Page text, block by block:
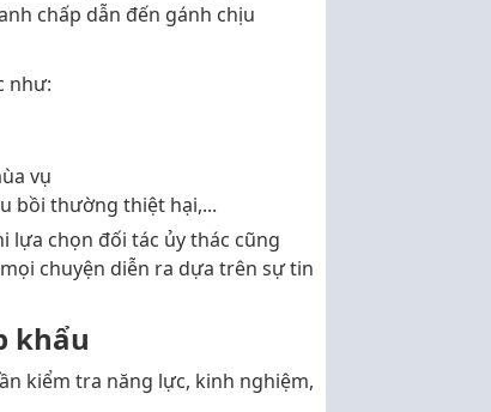
chấp dẫn đến gánh chịu
như:
vụ
bồi thường thiệt hại,...
lựa chọn đối tác ủy thác cũng
chuyện diễn ra dựa trên sự tin
khẩu
kiểm tra năng lực, kinh nghiệm,